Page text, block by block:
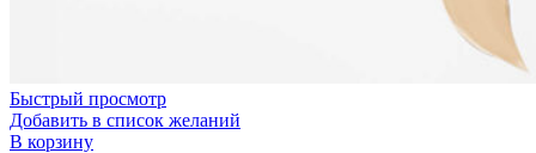
Быстрый просмотр
Добавить в список желаний
В корзину